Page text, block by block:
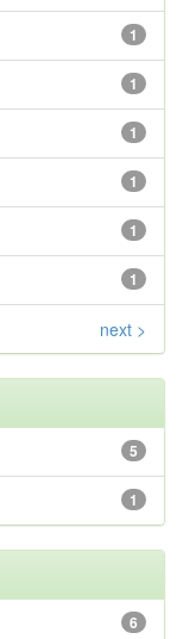
1
1
1
1
1
1
next >
5
1
6